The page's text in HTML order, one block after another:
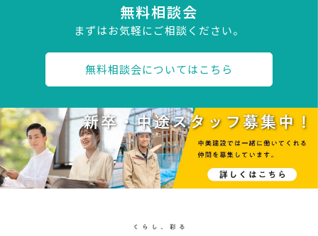
無料相談会
まずはお気軽にご相談ください。
無料相談会についてはこちら